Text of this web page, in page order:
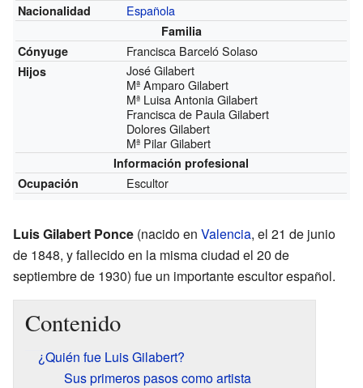
Nacionalidad Española
Familia
Cónyuge
Francisca Barceló Solaso
Hijos
José Gilabert
Mª Amparo Gilabert
Mª Luisa Antonia Gilabert
Francisca de Paula Gilabert
Dolores Gilabert
Mª Pilar Gilabert
Información profesional
Ocupación
Escultor
Luis Gilabert Ponce (nacido en Valencia, el 21 de junio
de 1848, y fallecido en la misma ciudad el 20 de
septiembre de 1930) fue un importante escultor español.
Contenido
¿Quién fue Luis Gilabert?
Sus primeros pasos como artista